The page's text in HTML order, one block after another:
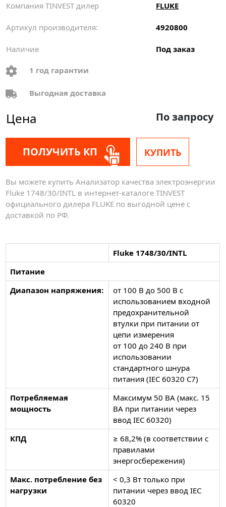
Компания TINVEST дилер FLUKE
Артикул производителя: 4920800
Наличие Под заказ
1 год гарантии
Выгодная доставка
Цена По запросу
ПОЛУЧИТЬ КП КУПИТЬ
Вы можете купить Анализатор качества электроэнергии
Fluke 1748/30/INTL в интернет-каталоге TINVEST
официального дилера FLUKE по выгодной цене с
доставкой по РФ.
Fluke 1748/30/INTL
Питание
Диапазон напряжения:
от 100 В до 500 В с
использованием входной
предохранительной
втулки при питании от
цепи измерения
от 100 до 240 В при
использовании
стандартного шнура
питания (IEC 60320 C7)
Потребляемая
мощность
Максимум 50 ВА (макс. 15
ВА при питании через
ввод IEC 60320)
КПД
≥ 68,2% (в соответствии с
правилами
энергосбережения)
Макс. потребление без
нагрузки
< 0,3 Вт только при
питании через ввод IEC
60320